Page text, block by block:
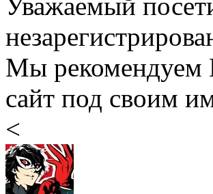
Уважаемый
Мы рекомендуем
сайт под своим
<